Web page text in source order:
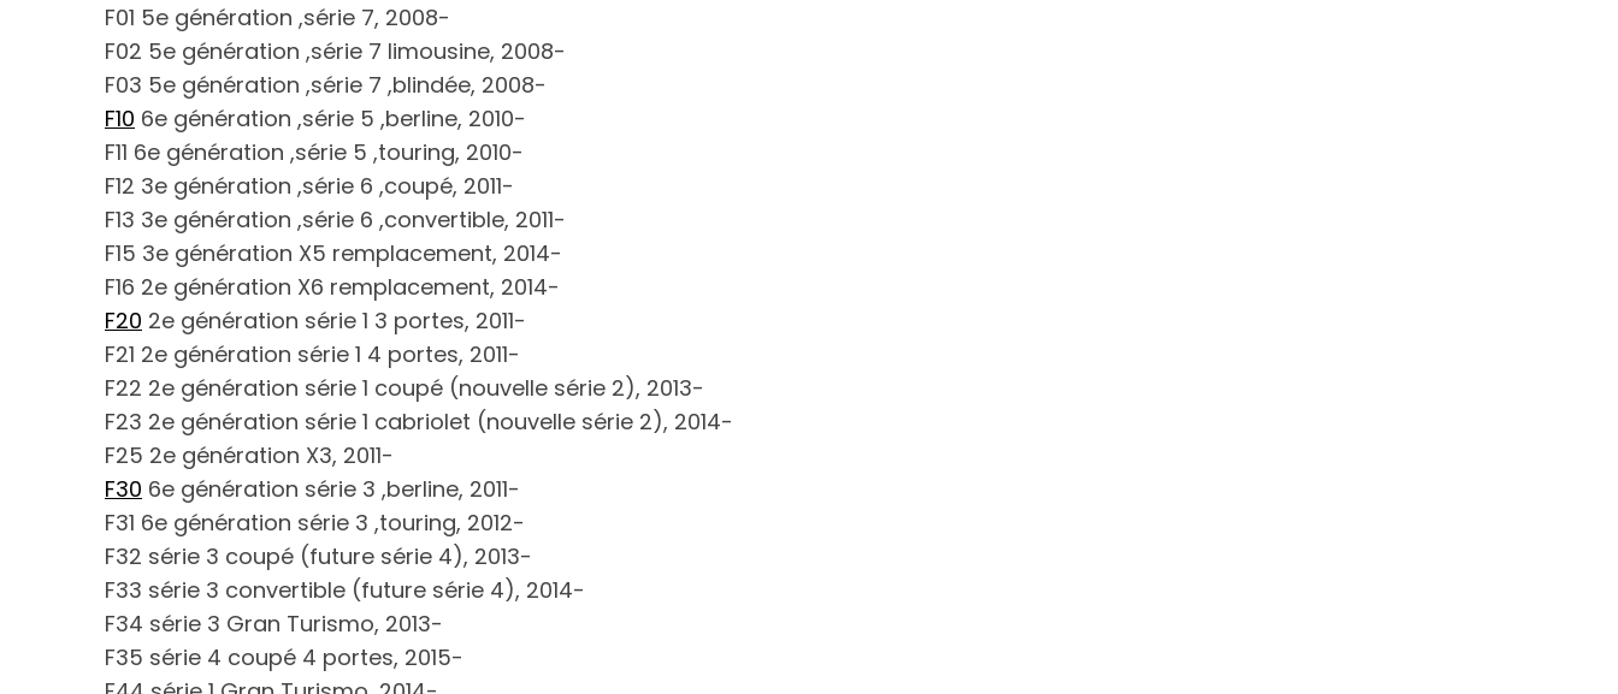
F01 5e génération ,série 7, 2008-
F02 5e génération ,série 7 limousine, 2008-
F03 5e génération ,série 7 ,blindée, 2008-
F10 6e génération ,série 5 ,berline, 2010-
F11 6e génération ,série 5 ,touring, 2010-
F12 3e génération ,série 6 ,coupé, 2011-
F13 3e génération ,série 6 ,convertible, 2011-
F15 3e génération X5 remplacement, 2014-
F16 2e génération X6 remplacement, 2014-
F20 2e génération série 1 3 portes, 2011-
F21 2e génération série 1 4 portes, 2011-
F22 2e génération série 1 coupé (nouvelle série 2), 2013-
F23 2e génération série 1 cabriolet (nouvelle série 2), 2014-
F25 2e génération X3, 2011-
F30 6e génération série 3 ,berline, 2011-
F31 6e génération série 3 ,touring, 2012-
F32 série 3 coupé (future série 4), 2013-
F33 série 3 convertible (future série 4), 2014-
F34 série 3 Gran Turismo, 2013-
F35 série 4 coupé 4 portes, 2015-